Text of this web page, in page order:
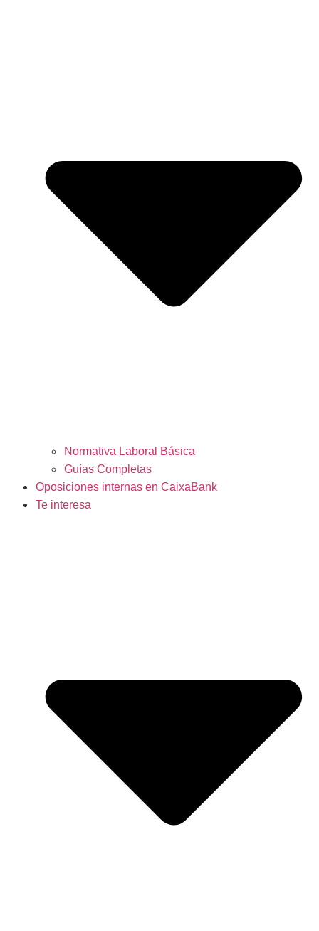
Normativa Laboral Básica
Guías Completas
Oposiciones internas en CaixaBank
Te interesa